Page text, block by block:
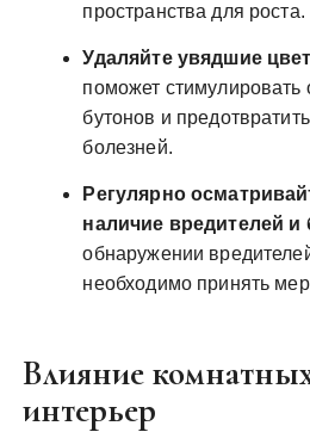
пространства для роста.
Удаляйте увядшие
поможет
бутонов и
болезней.
Регулярно
наличие вредителей и
обнаружении
необходимо принять
Влияние
интерьер